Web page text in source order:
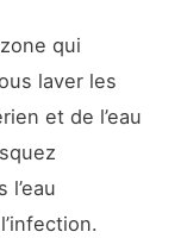
qui
laver les
et de l’eau
l’eau